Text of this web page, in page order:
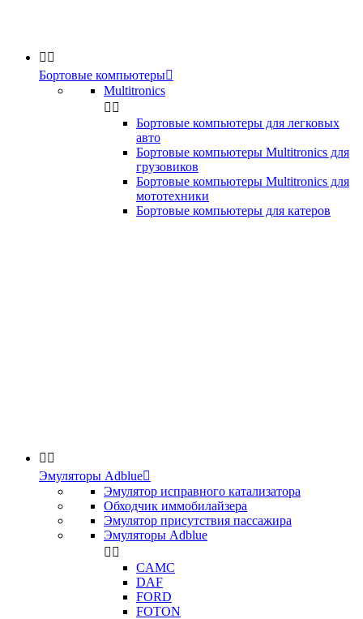
 
Бортовые компьютеры
Multitronics
 
Бортовые компьютеры для легковых
авто
Бортовые компьютеры Multitronics для
грузовиков
Бортовые компьютеры Multitronics для
мототехники
Бортовые компьютеры для катеров
 
Эмуляторы Adblue
Эмулятор исправного катализатора
Обходчик иммобилайзера
Эмулятор присутствия пассажира
Эмуляторы Adblue
 
CAMC
DAF
FORD
FOTON